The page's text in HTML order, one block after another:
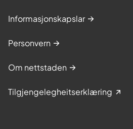
Informasjonskapslar
Personvern
Om nettstaden
Tilgjengelegheitserklæring